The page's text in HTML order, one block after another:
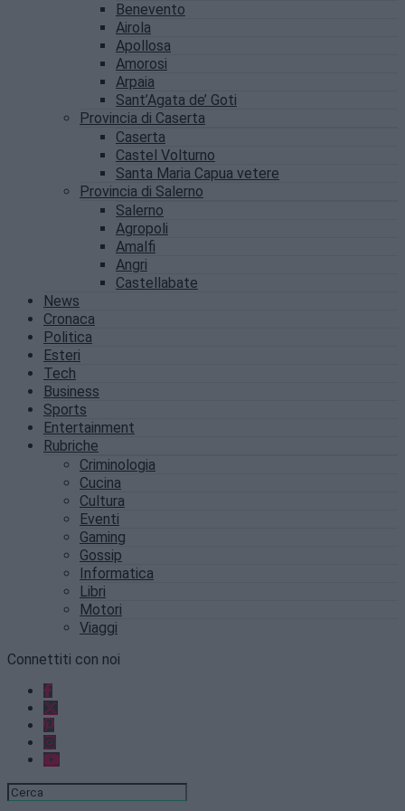
Benevento
Airola
Apollosa
Amorosi
Arpaia
Sant’Agata de’ Goti
Provincia di Caserta
Caserta
Castel Volturno
Santa Maria Capua vetere
Provincia di Salerno
Salerno
Agropoli
Amalfi
Angri
Castellabate
News
Cronaca
Politica
Esteri
Tech
Business
Sports
Entertainment
Rubriche
Criminologia
Cucina
Cultura
Eventi
Gaming
Gossip
Informatica
Libri
Motori
Viaggi
Connettiti con noi